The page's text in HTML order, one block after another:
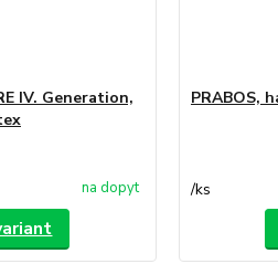
IV. Generation,
na dopyt
PRABOS,
/ks